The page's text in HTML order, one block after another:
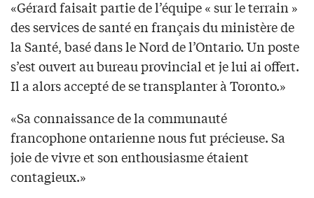
«Gérard faisait partie de l’équipe « sur le terrain »
des services de santé en français du ministère de
la Santé, basé dans le Nord de l’Ontario. Un poste
s’est ouvert au bureau provincial et je lui ai offert.
Il a alors accepté de se transplanter à Toronto.»
«Sa connaissance de la communauté
francophone ontarienne nous fut précieuse. Sa
joie de vivre et son enthousiasme étaient
contagieux.»